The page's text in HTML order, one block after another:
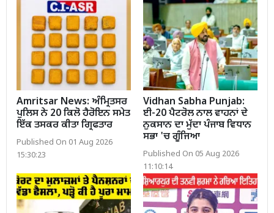
Amritsar News: ਅੰਮ੍ਰਿਤਸਰ
ਪੁਲਿਸ ਨੇ 20 ਕਿਲੋ ਹੈਰੋਇਨ ਸਮੇਤ
ਇੱਕ ਤਸਕਰ ਕੀਤਾ ਗ੍ਰਿਫਤਾਰ
Published On 01 Aug 2026
15:30:23
Vidhan Sabha Punjab:
ਈ-20 ਪੈਟਰੋਲ ਨਾਲ ਵਾਹਨਾਂ ਦੇ
ਨੁਕਸਾਨ ਦਾ ਮੁੱਦਾ ਪੰਜਾਬ ਵਿਧਾਨ
ਸਭਾ 'ਚ ਗੂੰਜਿਆ
Published On 05 Aug 2026
11:10:14